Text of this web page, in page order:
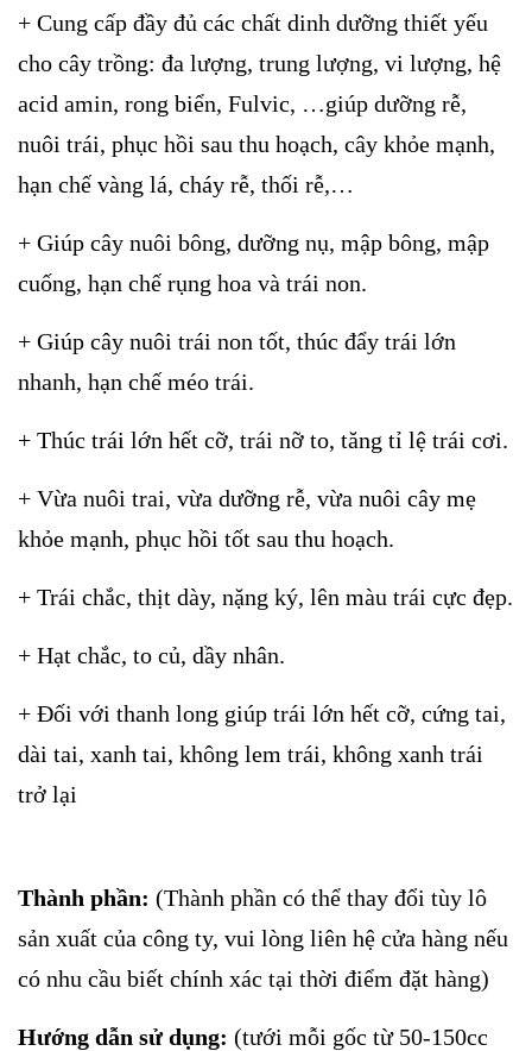
+ Cung cấp đầy đủ các chất dinh dưỡng thiết yếu
cho cây trồng: đa lượng, trung lượng, vi lượng, hệ
acid amin, rong biển, Fulvic, …giúp dưỡng rễ,
nuôi trái, phục hồi sau thu hoạch, cây khỏe mạnh,
hạn chế vàng lá, cháy rễ, thối rễ,…
+ Giúp cây nuôi bông, dưỡng nụ, mập bông, mập
cuống, hạn chế rụng hoa và trái non.
+ Giúp cây nuôi trái non tốt, thúc đẩy trái lớn
nhanh, hạn chế méo trái.
+ Thúc trái lớn hết cỡ, trái nỡ to, tăng tỉ lệ trái cơi.
+ Vừa nuôi trai, vừa dưỡng rễ, vừa nuôi cây mẹ
khỏe mạnh, phục hồi tốt sau thu hoạch.
+ Trái chắc, thịt dày, nặng ký, lên màu trái cực đẹp.
+ Hạt chắc, to củ, dầy nhân.
+ Đối với thanh long giúp trái lớn hết cỡ, cứng tai,
dài tai, xanh tai, không lem trái, không xanh trái
trở lại
Thành phần: (Thành phần có thể thay đổi tùy lô
sản xuất của công ty, vui lòng liên hệ cửa hàng nếu
có nhu cầu biết chính xác tại thời điểm đặt hàng)
Hướng dẫn sử dụng: (tưới mỗi gốc từ 50-150cc